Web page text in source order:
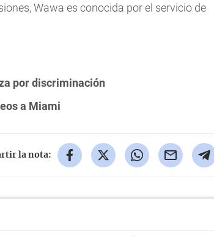
Wawa es conocida por el servicio de
por discriminación
a Miami
la nota: